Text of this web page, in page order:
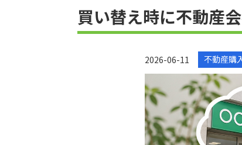
買い替え時に不動産
2026-06-11 不動産購